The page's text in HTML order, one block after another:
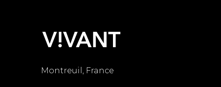
Montreuil, France